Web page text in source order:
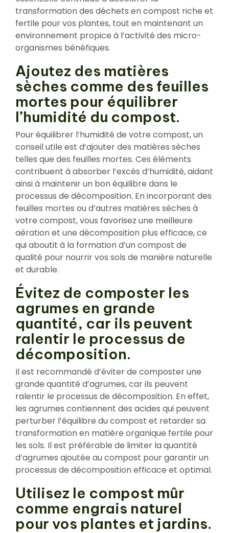
transformation des déchets en compost riche et
fertile pour vos plantes, tout en maintenant un
environnement propice à l’activité des micro-
organismes bénéfiques.
Ajoutez des matières
sèches comme des feuilles
mortes pour équilibrer
l’humidité du compost.
Pour équilibrer l’humidité de votre compost, un
conseil utile est d’ajouter des matières sèches
telles que des feuilles mortes. Ces éléments
contribuent à absorber l’excès d’humidité, aidant
ainsi à maintenir un bon équilibre dans le
processus de décomposition. En incorporant des
feuilles mortes ou d’autres matières sèches à
votre compost, vous favorisez une meilleure
aération et une décomposition plus efficace, ce
qui aboutit à la formation d’un compost de
qualité pour nourrir vos sols de manière naturelle
et durable.
Évitez de composter les
agrumes en grande
quantité, car ils peuvent
ralentir le processus de
décomposition.
Il est recommandé d’éviter de composter une
grande quantité d’agrumes, car ils peuvent
ralentir le processus de décomposition. En effet,
les agrumes contiennent des acides qui peuvent
perturber l’équilibre du compost et retarder sa
transformation en matière organique fertile pour
les sols. Il est préférable de limiter la quantité
d’agrumes ajoutée au compost pour garantir un
processus de décomposition efficace et optimal.
Utilisez le compost mûr
comme engrais naturel
pour vos plantes et jardins.